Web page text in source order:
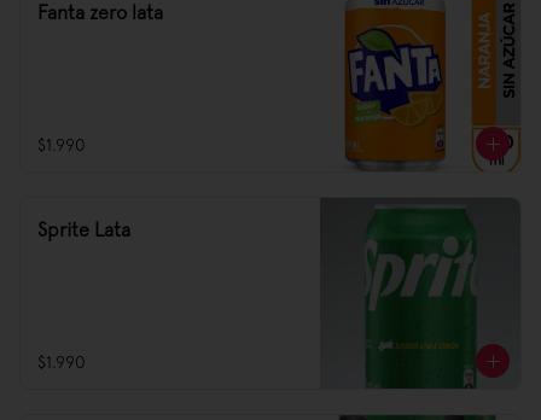
Fanta zero lata
$1.990
Sprite Lata
$1.990